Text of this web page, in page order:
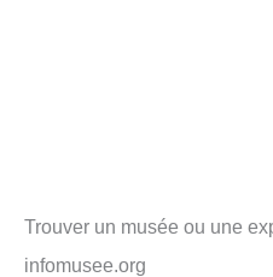
Trouver un musée ou une
infomusee.org